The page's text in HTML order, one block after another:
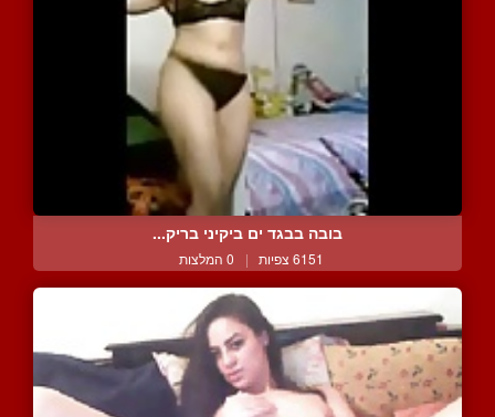
בובה בבגד ים ביקיני בריק...
6151 צפיות | 0 המלצות